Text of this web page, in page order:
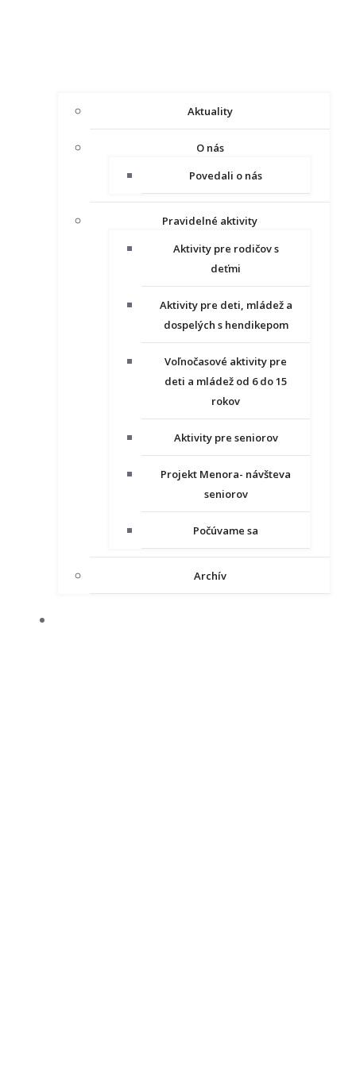
Aktuality
O nás
Povedali o nás
Pravidelné aktivity
Aktivity pre rodičov s
deťmi
Aktivity pre deti, mládež a
dospelých s hendikepom
Voľnočasové aktivity pre
deti a mládež od 6 do 15
rokov
Aktivity pre seniorov
Projekt Menora- návšteva
seniorov
Počúvame sa
Archív